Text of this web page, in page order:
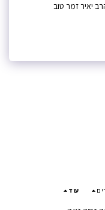
יאיר זמר טוב
עוד